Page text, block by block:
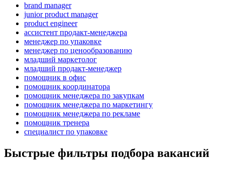
brand manager
junior product manager
product engineer
ассистент продакт-менеджера
менеджер по упаковке
менеджер по ценообразованию
младший маркетолог
младший продакт-менеджер
помощник в офис
помощник координатора
помощник менеджера по закупкам
помощник менеджера по маркетингу
помощник менеджера по рекламе
помощник тренера
специалист по упаковке
Быстрые фильтры подбора вакансий